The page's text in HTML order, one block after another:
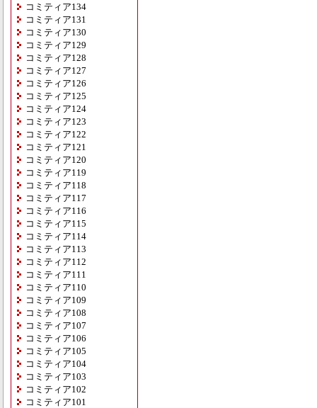
コミティア134
コミティア131
コミティア130
コミティア129
コミティア128
コミティア127
コミティア126
コミティア125
コミティア124
コミティア123
コミティア122
コミティア121
コミティア120
コミティア119
コミティア118
コミティア117
コミティア116
コミティア115
コミティア114
コミティア113
コミティア112
コミティア111
コミティア110
コミティア109
コミティア108
コミティア107
コミティア106
コミティア105
コミティア104
コミティア103
コミティア102
コミティア101